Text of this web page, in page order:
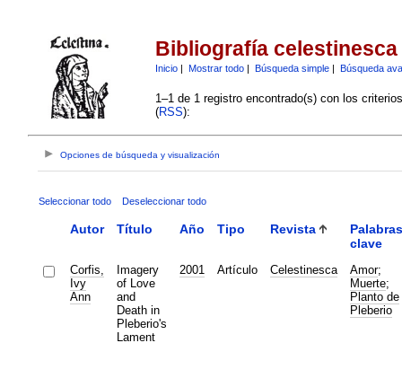
Bibliografía celestinesca
Inicio| Mostrar todo| Búsqueda simple| Búsqueda
1–1 de 1 registro encontrado(s) con los
(RSS):
Opciones de búsqueda y visualización
Seleccionar todo Deseleccionar todo
Autor Título Año Tipo Revista
Palabras
clave
Corfis,
Ivy
Ann
Imagery
of Love
and
Death in
Pleberio's
Lament
2001 Artículo Celestinesca Amor;
Muerte;
Planto de
Pleberio